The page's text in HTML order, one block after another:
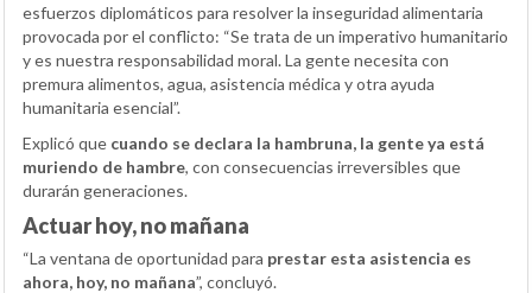
esfuerzos diplomáticos para resolver la inseguridad alimentaria
provocada por el conflicto: “Se trata de un imperativo humanitario
y es nuestra responsabilidad moral. La gente necesita con
premura alimentos, agua, asistencia médica y otra ayuda
humanitaria esencial”.
Explicó que cuando se declara la hambruna, la gente ya está
muriendo de hambre, con consecuencias irreversibles que
durarán generaciones.
Actuar hoy, no mañana
“La ventana de oportunidad para prestar esta asistencia es
ahora, hoy, no mañana”, concluyó.